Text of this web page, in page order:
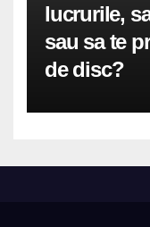
lucrurile,
sau sa te
de disc?